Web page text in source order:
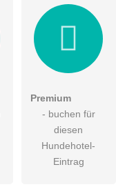
Premium
- buchen für
diesen
Hundehotel-
Eintrag